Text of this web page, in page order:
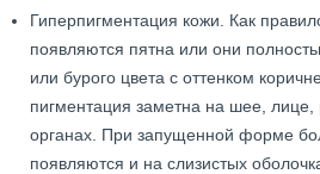
Гиперпигментация кожи. Как
появляются пятна или они
или бурого цвета с оттенком
пигментация заметна на шее, лице,
органах. При запущенной форме
появляются и на слизистых